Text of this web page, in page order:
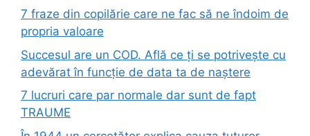
7 fraze din copilărie care ne fac să ne îndoim de
propria valoare
Succesul are un COD. Află ce ți se potrivește cu
adevărat în funcție de data ta de naștere
7 lucruri care par normale dar sunt de fapt
TRAUME